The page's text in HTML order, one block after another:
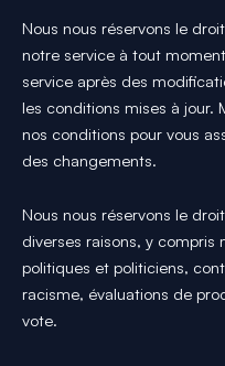
Nous nous réservons le
notre service à tout
service après des
les conditions mises à jour.
nos conditions pour vous
des changements.
Nous nous réservons le
diverses raisons, y compris
politiques et politiciens,
racisme, évaluations de
vote.